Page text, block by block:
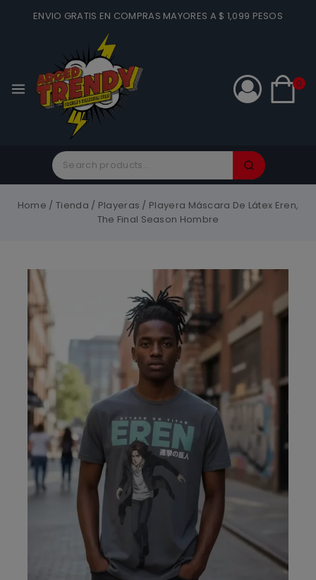
ENVIO GRATIS EN COMPRAS MAYORES A $ 1,099 PESOS
0
Home / Tienda / Playeras / Playera Máscara De Látex Eren,
The Final Season Hombre